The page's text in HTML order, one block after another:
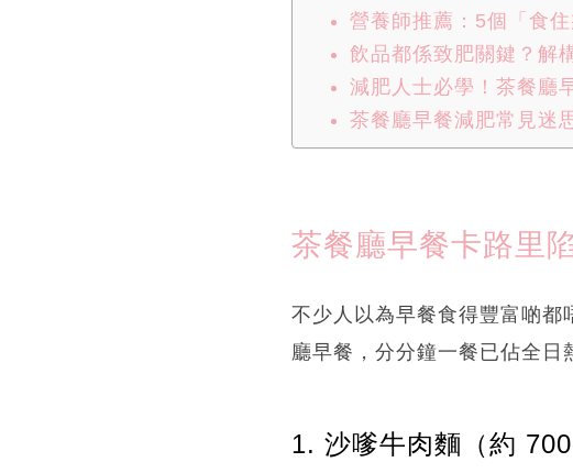
營養師推薦：5個「食
飲品都係致肥關鍵？解
減肥人士必學！茶餐廳
茶餐廳早餐減肥常見迷
茶餐廳早餐卡路里
不少人以為早餐食得豐富啲都
廳早餐，分分鐘一餐已佔全日
1. 沙嗲牛肉麵（約